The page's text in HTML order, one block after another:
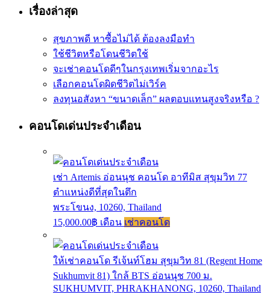
เรื่องล่าสุด
สุขภาพดี หาซื้อไม่ได้ ต้องลงมือทำ
ใช้ชีวิตหรือโดนชีวิตใช้
จะเช่าคอนโดดีๆในกรุงเทพเริ่มจากอะไร
เลือกคอนโดผิดชีวิตไม่เวิร์ค
ลงทุนอสังหา “ขนาดเล็ก” ผลตอบแทนสูงจริงหรือ ?
คอนโดเด่นประจำเดือน
เช่า Artemis อ่อนนุช คอนโด อาทีมิส สุขุมวิท 77
ตำแหน่งดีที่สุดในตึก
พระโขนง, 10260, Thailand
15,000.00฿ เดือน เช่าคอนโด
ให้เช่าคอนโด รีเจ้นท์โฮม สุขุมวิท 81 (Regent Home
Sukhumvit 81) ใกล้ BTS อ่อนนุช 700 ม.
SUKHUMVIT, PHRAKHANONG, 10260, Thailand